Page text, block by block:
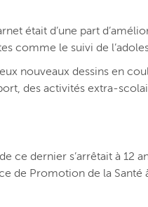
était d’une part
comme le suivi de
nouveaux dessins en
des activités extra-
ce dernier s’arrêtait à
de Promotion de la Santé